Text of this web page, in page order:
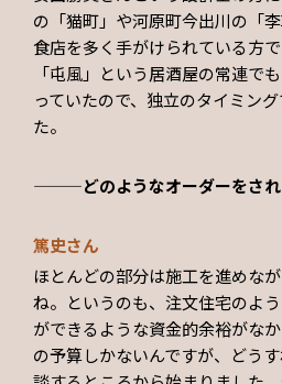
の「猫町」や河原町今出川の「
食店を多く手がけられている方
「屯風」という居酒屋の常連で
っていたので、独立のタイミン
た。
———どのようなオーダーをされ
篤史さん
ほとんどの部分は施工を進めな
ね。というのも、注文住宅のよ
ができるような資金的余裕がな
の予算しかないんですが、どう